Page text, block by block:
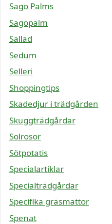
Sago Palms
Sagopalm
Sallad
Sedum
Selleri
Shoppingtips
Skadedjur i trädgården
Skuggträdgårdar
Solrosor
Sötpotatis
Specialartiklar
Specialträdgårdar
Specifika gräsmattor
Spenat